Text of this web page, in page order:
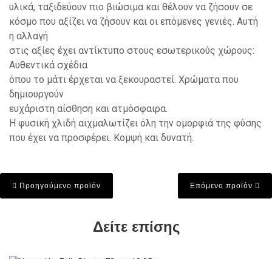
υλικά, ταξιδεύουν πιο βιώσιμα και θέλουν να ζήσουν σε
κόσμο που αξίζει να ζήσουν και οι επόμενες γενιές. Αυτή
η αλλαγή
στις αξίες έχει αντίκτυπο στους εσωτερικούς χώρους:
Αυθεντικά σχέδια
όπου το μάτι έρχεται να ξεκουραστεί. Χρώματα που
δημιουργούν
ευχάριστη αίσθηση και ατμόσφαιρα.
Η φυσική χλιδή αιχμαλωτίζει όλη την ομορφιά της φύσης
που έχει να προσφέρει. Κομψή και δυνατή.
Προηγούμενο προϊόν Επόμενο προϊόν
Δείτε επίσης